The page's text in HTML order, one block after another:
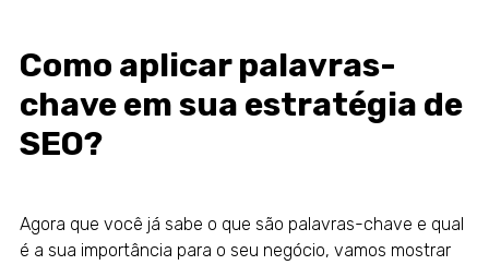
Como aplicar palavras-
chave em sua estratégia de
SEO?
Agora que você já sabe o que são palavras-chave e qual
é a sua importância para o seu negócio, vamos mostrar